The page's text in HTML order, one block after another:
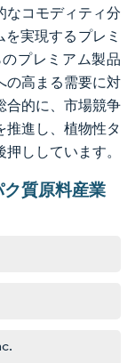
なコモディティ分
実現するプレミ
プレミアム製品
の高まる需要に対
合的に、市場競争
推進し、植物性タ
ししています。
質原料産業